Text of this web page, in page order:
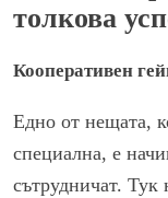
толкова
Кооперативен
Едно от нещата,
специална, е
сътрудничат. Тук